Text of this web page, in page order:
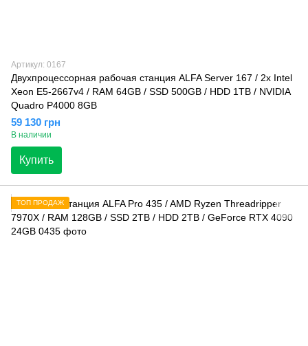
Артикул: 0167
Двухпроцессорная рабочая станция ALFA Server 167 / 2x Intel
Xeon E5-2667v4 / RAM 64GB / SSD 500GB / HDD 1TB / NVIDIA
Quadro P4000 8GB
59 130 грн
В наличии
Купить
ТОП ПРОДАЖ